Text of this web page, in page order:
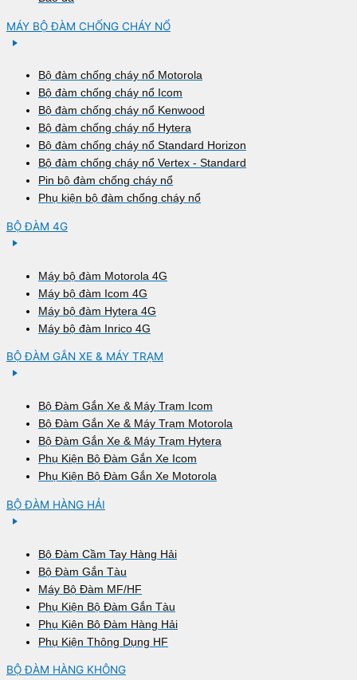
MÁY BỘ ĐÀM CHỐNG CHÁY NỔ
Bộ đàm chống cháy nổ Motorola
Bộ đàm chống cháy nổ Icom
Bộ đàm chống cháy nổ Kenwood
Bộ đàm chống cháy nổ Hytera
Bộ đàm chống cháy nổ Standard Horizon
Bộ đàm chống cháy nổ Vertex - Standard
Pin bộ đàm chống cháy nổ
Phụ kiện bộ đàm chống cháy nổ
BỘ ĐÀM 4G
Máy bộ đàm Motorola 4G
Máy bộ đàm Icom 4G
Máy bộ đàm Hytera 4G
Máy bộ đàm Inrico 4G
BỘ ĐÀM GẮN XE & MÁY TRẠM
Bộ Đàm Gắn Xe & Máy Trạm Icom
Bộ Đàm Gắn Xe & Máy Trạm Motorola
Bộ Đàm Gắn Xe & Máy Trạm Hytera
Phụ Kiện Bộ Đàm Gắn Xe Icom
Phụ Kiện Bộ Đàm Gắn Xe Motorola
BỘ ĐÀM HÀNG HẢI
Bộ Đàm Cầm Tay Hàng Hải
Bộ Đàm Gắn Tàu
Máy Bộ Đàm MF/HF
Phụ Kiện Bộ Đàm Gắn Tàu
Phụ Kiện Bộ Đàm Hàng Hải
Phụ Kiện Thông Dụng HF
BỘ ĐÀM HÀNG KHÔNG